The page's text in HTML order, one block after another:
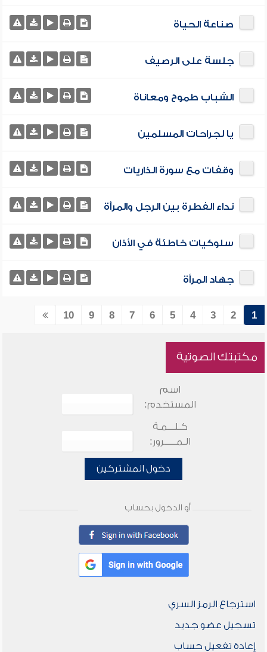
صناعة الحياة
جلسة على الرصيف
الشباب طموح ومعاناة
يا لجراحات المسلمين
وقفات مع سورة الذاريات
نداء الفطرة بين الرجل والمرأة
سلوكيات خاطئة في الأذان
جهاد المرأة
1
2
3
4
5
6
7
8
9
10
مكتبتك الصوتية
اسم
المستخدم:
كـلـــمـة
الـمـــــرور:
دخول المشتركين
أو الدخول بحساب
استرجاع الرمز السري
تسجيل عضو جديد
إعادة تفعيل حساب